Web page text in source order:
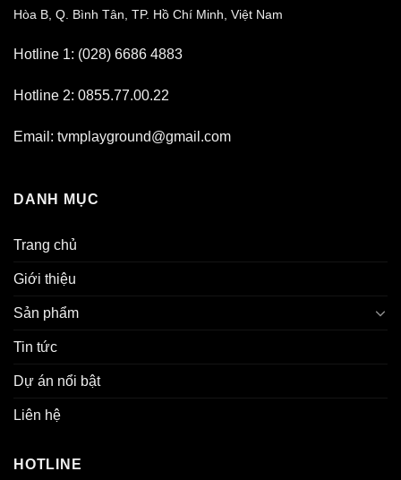
Hòa B, Q. Bình Tân, TP. Hồ Chí Minh, Việt Nam
Hotline 1: (028) 6686 4883
Hotline 2: 0855.77.00.22
Email: tvmplayground@gmail.com
DANH MỤC
Trang chủ
Giới thiệu
Sản phẩm
Tin tức
Dự án nổi bật
Liên hệ
HOTLINE